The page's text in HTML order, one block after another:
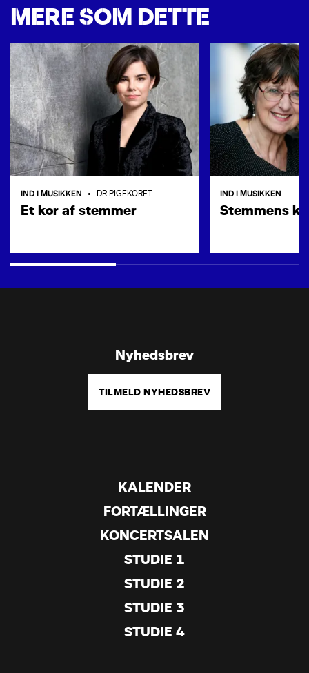
MERE SOM DETTE
IND I MUSIKKEN • DR PIGEKORET
Et kor af stemmer
IND I MUSIKKEN
Stemmens
KALENDER
FORTÆLLINGER
KONCERTSALEN
STUDIE 1
STUDIE 2
STUDIE 3
STUDIE 4
Nyhedsbrev
TILMELD NYHEDSBREV